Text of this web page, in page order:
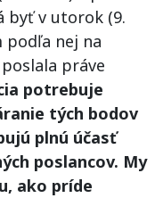
byť v utorok (9.
podľa nej na
práve
potrebuje
tých bodov
plnú účasť
poslancov. My
ako príde